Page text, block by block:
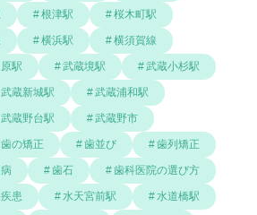
根津駅 桜木町駅
横浜駅 横須賀線
駅 武蔵境駅 武蔵小杉駅
武蔵新城駅 武蔵浦和駅
武蔵野台駅 武蔵野市
歯の矯正 歯並び 歯列矯正
歯石 歯科医院の選び方
患 水天宮前駅 水道橋駅